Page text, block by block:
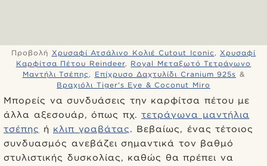
Προβολή Χρυσαφί Ατσάλινο Κολιέ Cutout Iconic , Χρυσαφί
Καρφίτσα Πέτου Reindeer, Royal Μεταξωτό Τετράγωνο
Μαντήλι Τσέπης , Επίχρυσο Δαχτυλίδι Cranium 925s &
Βραχιόλι Tiger's Eye & Coconut Miro
Μπορείς να συνδυάσεις την καρφίτσα πέτου με
άλλα αξεσουάρ, όπως πχ. τετράγωνα μαντήλια
τσέπης ή κλιπ γραβάτας. Βεβαίως, ένας τέτοιος
συνδυασμός ανεβάζει σημαντικά τον βαθμό
στυλιστικής δυσκολίας, καθώς θα πρέπει να